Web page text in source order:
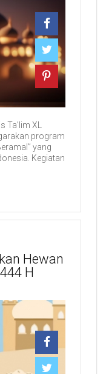
Ta’lim XL
program
yang
Kegiatan
Hewan
H